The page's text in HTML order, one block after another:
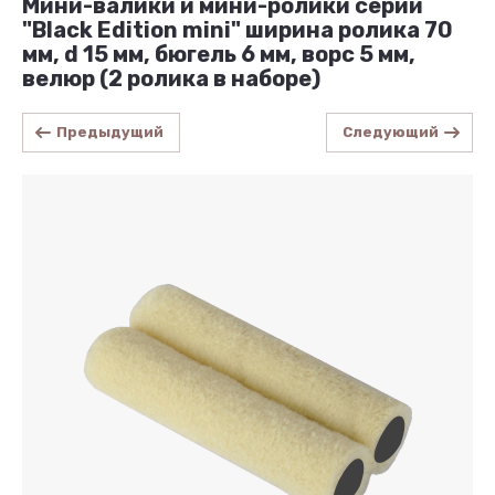
Мини-валики и мини-ролики серии
"Black Edition mini" ширина ролика 70
мм, d 15 мм, бюгель 6 мм, ворс 5 мм,
велюр (2 ролика в наборе)
Предыдущий Следующий